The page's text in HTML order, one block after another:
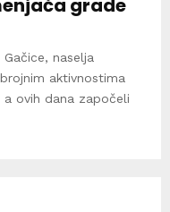
grade
naselja
aktivnostima
a ovih dana započeli